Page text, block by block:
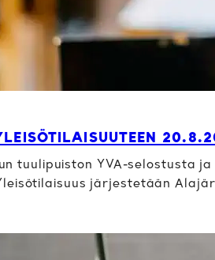
tuulipuiston YVA-selostusta
järjestetään